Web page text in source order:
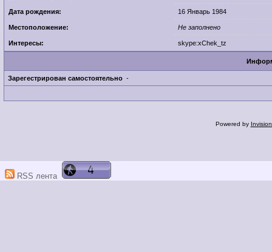
Дата рождения: 16 Январь 1984
Местоположение: Не заполнено
Интересы: skype:xChek_tz
Зарегестрирован самостоятельно -
Powered by
RSS лента